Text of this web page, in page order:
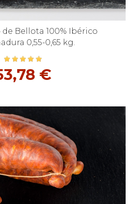
Bellota 100% Ibérico
0,55-0,65 kg.
€